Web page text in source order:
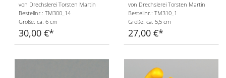
von Drechslerei Torsten Martin
Bestellnr.: TM300_14
Größe: ca. 6 cm
30,00 €
von Drechslerei Torsten Martin
Bestellnr.: TM310_1
Größe: ca. 5,5 cm
27,00 €